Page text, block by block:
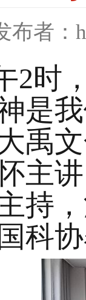
布者：
2时
是
禹
主
持
科